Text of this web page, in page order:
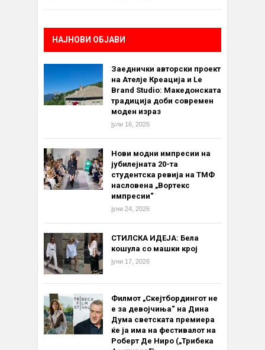
НАЈНОВИ ОБЈАВИ
Заеднички авторски проект
на Ателје Креација и Le
Brand Studio: Македонската
традиција доби современ
моден израз
јули 16, 2026
Нови модни импресии на
јубилејната 20-та
студентска ревија на ТМФ
насловена „Вортекс
импресии“
јуни 24, 2026
СТИЛСКА ИДЕЈА: Бела
кошула со машки крој
јуни 17, 2026
Филмот „Скејтбордингот не
е за девојчиња“ на Дина
Дума светската премиера
ќе ја има на фестивалот на
Роберт Де Ниро („Трибека